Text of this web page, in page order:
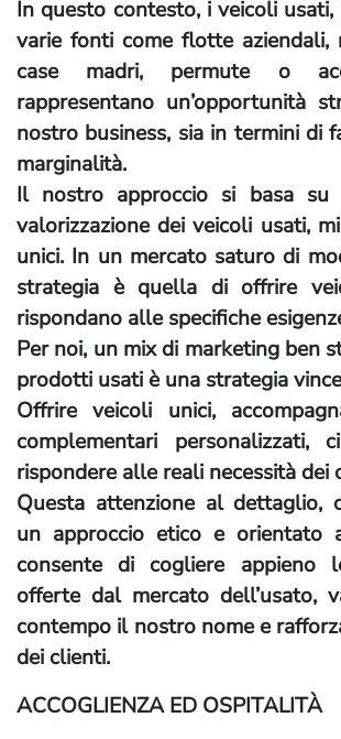
In questo contesto, i veicoli
varie fonti come flotte aziendali,
case madri, permute o
rappresentano un’opportunità
nostro business, sia in termini di
marginalità.
Il nostro approccio si basa su
valorizzazione dei veicoli usati,
unici. In un mercato saturo di
strategia è quella di offrire
rispondano alle specifiche
Per noi, un mix di marketing ben
prodotti usati è una strategia
Offrire veicoli unici,
complementari personalizzati,
rispondere alle reali necessità dei
Questa attenzione al dettaglio,
un approccio etico e orientato
consente di cogliere appieno
offerte dal mercato dell’usato,
contempo il nostro nome e
dei clienti.
ACCOGLIENZA ED OSPITALITÀ